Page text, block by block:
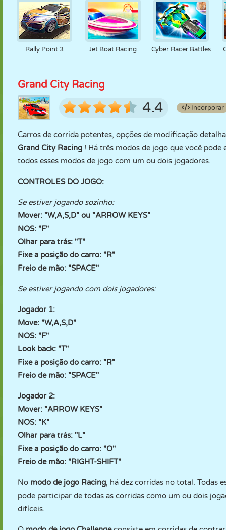
Rally Point 3 Jet Boat Racing Cyber Racer Battles
Grand City Racing
4.4 Incorporar
Carros de corrida potentes, opções de modificação
Grand City Racing ! Há três modos de jogo que você
todos esses modos de jogo com um ou dois jogadores.
CONTROLES DO JOGO:
Se estiver jogando sozinho:
Mover: "W,A,S,D" ou "ARROW KEYS"
NOS: "F"
Olhar para trás: "T"
Fixe a posição do carro: "R"
Freio de mão: "SPACE"
Se estiver jogando com dois jogadores:
Jogador 1:
Move: "W,A,S,D"
NOS: "F"
Look back: "T"
Fixe a posição do carro: "R"
Freio de mão: "SPACE"
Jogador 2:
Mover: "ARROW KEYS"
NOS: "K"
Olhar para trás: "L"
Fixe a posição do carro: "O"
Freio de mão: "RIGHT-SHIFT"
No modo de jogo Racing, há dez corridas no total. Todas
pode participar de todas as corridas como um ou dois
difíceis.